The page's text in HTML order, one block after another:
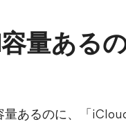
量ある
あるのに、「